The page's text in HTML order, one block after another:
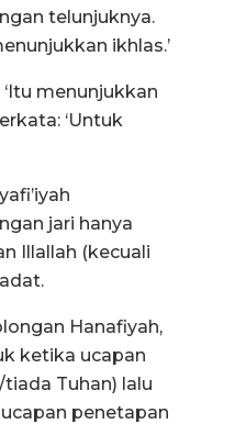
telunjuknya.
ikhlas.’
menunjukkan
‘Untuk
jari hanya
Illallah (kecuali
Hanafiyah,
ketika ucapan
Tuhan) lalu
penetapan